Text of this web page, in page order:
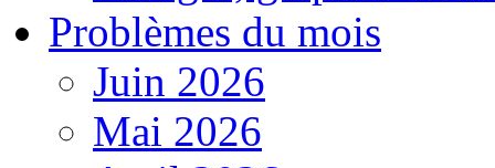
Problèmes du mois
Juin 2026
Mai 2026